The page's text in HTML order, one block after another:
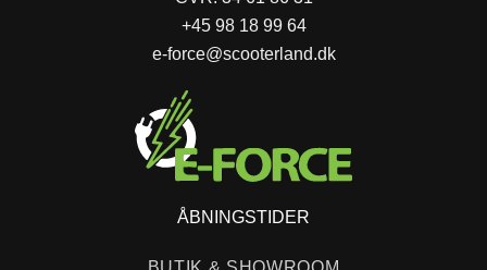
+45 98 18 99 64
e-force@scooterland.dk
ÅBNINGSTIDER